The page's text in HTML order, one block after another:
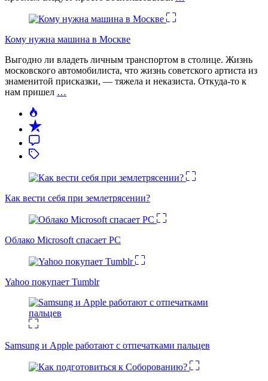
Кому нужна машина в Москве
Выгодно ли владеть личным транспортом в столице. Жизнь
московского автомобилиста, что жизнь советского артиста из
знаменитой присказки, — тяжела и неказиста. Откуда-то к
нам пришел …
Как вести себя при землетрясении?
Облако Microsoft спасает PC
Yahoo покупает Tumblr
Samsung и Apple работают с отпечатками пальцев